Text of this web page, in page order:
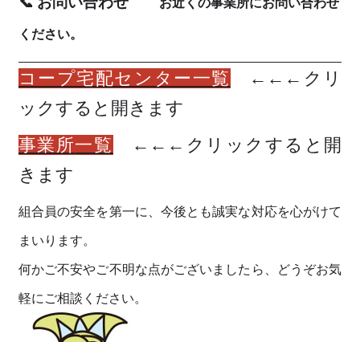
お近くの事業所にお問い合わせ
ください。
コープ宅配センター一覧
←←←クリ
ックすると開きます
事業所一覧 ←←←クリックすると開
きます
組合員の安全を第一に、今後とも誠実な対応を心がけて
まいります。
何かご不安やご不明な点がございましたら、どうぞお気
軽にご相談ください。